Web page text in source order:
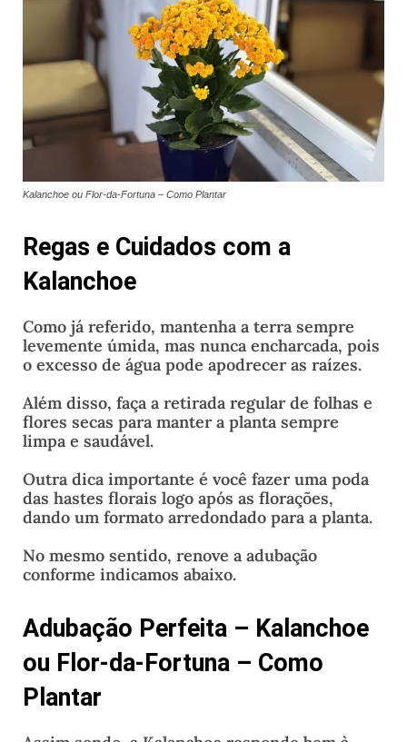
Kalanchoe ou Flor-da-Fortuna – Como Plantar
Regas e Cuidados com a
Kalanchoe
Como já referido, mantenha a terra sempre
levemente úmida, mas nunca encharcada, pois
o excesso de água pode apodrecer as raízes.
Além disso, faça a retirada regular de folhas e
flores secas para manter a planta sempre
limpa e saudável.
Outra dica importante é você fazer uma poda
das hastes florais logo após as florações,
dando um formato arredondado para a planta.
No mesmo sentido, renove a adubação
conforme indicamos abaixo.
Adubação Perfeita – Kalanchoe
ou Flor-da-Fortuna – Como
Plantar